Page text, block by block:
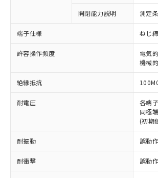
開閉能力説明 測定
端子仕様 ねじ
許容操作頻度
電気
機械
絶縁抵抗
耐電圧
各端
同極
(初期
耐振動 誤動
耐衝撃 誤動
以下の条件をお読みいただき、同
ご利用ください。
本サービスは、当社制御機器
商品の当社在庫状況および
当社制御機器事業取扱商品
本サービスの対象外となる
ことをご了承ください。
在庫状況および標準価格照会
記載している更新日時点で
タに基づき作成されるもの
覧された時点での実際の在庫
準価格とは異なる場合があ
対応予定なし：EU RoHS指令（
非含有に非対応の商品で、対応品
定はありません。
調査・確認中：EU RoHS指令（
非含有の対応状況を調査中または
非該当品：ライセンス料など無形
害物質有無と関係のない商品です
いたものが、含有品と判明した場
むを得ず変更することがあります
六価クロム(Cr(Ⅵ)) 1000ppm以下、ポリ臭
類(PBB) 1000ppm以下、ポリ臭化ジフェニ
※1 中国RoHS○×表
「○」：最大均質材料含有率が中
基準値以下であることを示します
「×」：最大均質材料含有率が中
基準値を超えていることを示しま
「－」：未確認です。当社販売部
*中国RoHS10物質の基準値 (GB/T26572)：
Pb(鉛) :1000ppm、 Hg(水銀) : 1000ppm、
Cr(Ⅵ)(六価クロム) : 1000ppm、 PBBs(ポリ
当社は、これら貴社製品の
為替および外国貿易法に定め
（以下｢規制貨物等」という
または国外への提供する場
国政府の輸出許可(または役
可)を取得するなどの必要な